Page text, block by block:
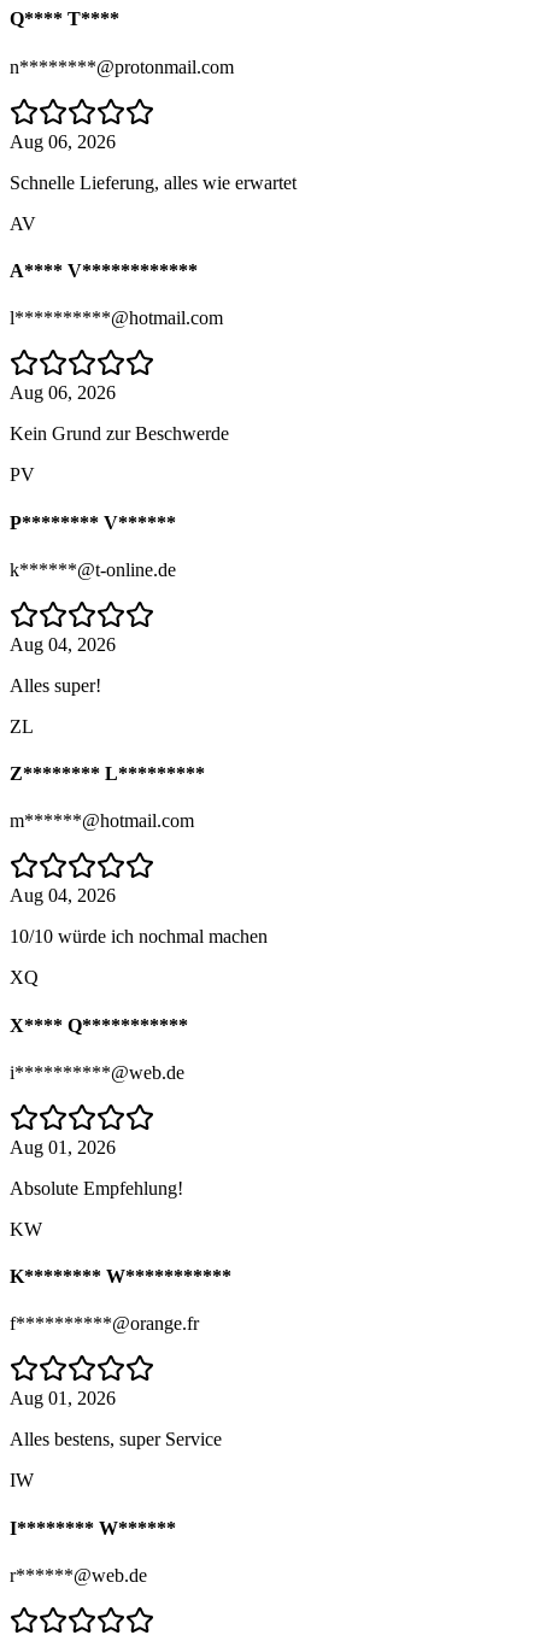
Q**** T****
n********@protonmail.com
Aug 06, 2026
Schnelle Lieferung, alles wie erwartet
AV
A**** V************
l**********@hotmail.com
Aug 06, 2026
Kein Grund zur Beschwerde
PV
P******** V******
k******@t-online.de
Aug 04, 2026
Alles super!
ZL
Z******** L*********
m******@hotmail.com
Aug 04, 2026
10/10 würde ich nochmal machen
XQ
X**** Q***********
i**********@web.de
Aug 01, 2026
Absolute Empfehlung!
KW
K******** W***********
f**********@orange.fr
Aug 01, 2026
Alles bestens, super Service
IW
I******** W******
r******@web.de